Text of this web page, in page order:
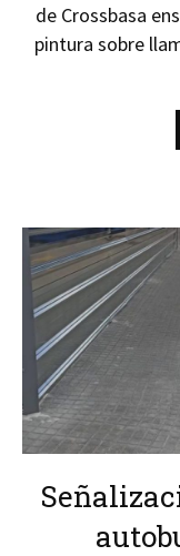
de Crossbasa
pintura sobre